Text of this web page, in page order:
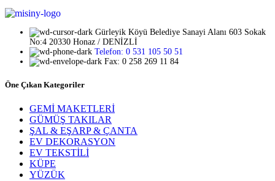
Gürleyik Köyü Belediye Sanayi Alanı 603 Sokak
No:4 20330 Honaz / DENİZLİ
Telefon: 0 531 105 50 51
Fax: 0 258 269 11 84
Öne Çıkan Kategoriler
GEMİ MAKETLERİ
GÜMÜŞ TAKILAR
ŞAL & EŞARP & ÇANTA
EV DEKORASYON
EV TEKSTİLİ
KÜPE
YÜZÜK